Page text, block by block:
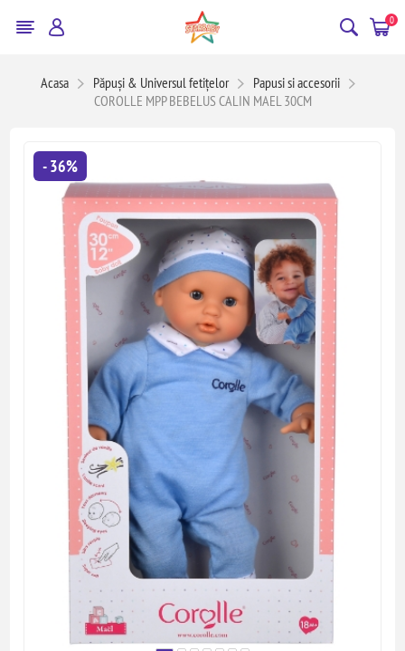
0
Acasa Păpuși & Universul fetițelor
Papusi si accesorii
COROLLE MPP BEBELUS CALIN MAEL 30CM
- 36%